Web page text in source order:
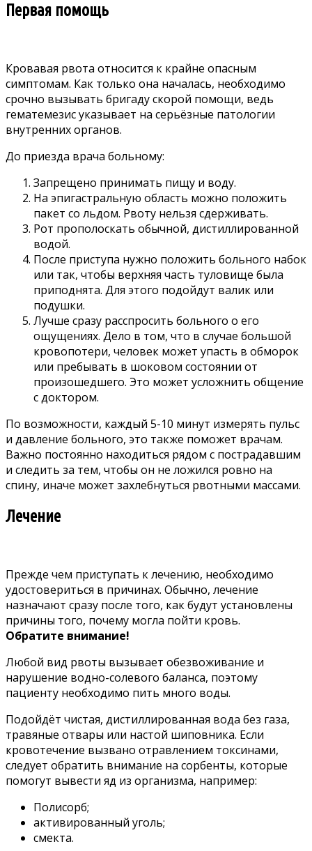
Первая помощь
Кровавая рвота относится к крайне опасным
симптомам. Как только она началась, необходимо
срочно вызывать бригаду скорой помощи, ведь
гематемезис указывает на серьёзные патологии
внутренних органов.
До приезда врача больному:
Запрещено принимать пищу и воду.
На эпигастральную область можно положить
пакет со льдом. Рвоту нельзя сдерживать.
Рот прополоскать обычной, дистиллированной
водой.
После приступа нужно положить больного набок
или так, чтобы верхняя часть туловище была
приподнята. Для этого подойдут валик или
подушки.
Лучше сразу расспросить больного о его
ощущениях. Дело в том, что в случае большой
кровопотери, человек может упасть в обморок
или пребывать в шоковом состоянии от
произошедшего. Это может усложнить общение
с доктором.
По возможности, каждый 5-10 минут измерять пульс
и давление больного, это также поможет врачам.
Важно постоянно находиться рядом с пострадавшим
и следить за тем, чтобы он не ложился ровно на
спину, иначе может захлебнуться рвотными массами.
Лечение
Прежде чем приступать к лечению, необходимо
удостовериться в причинах. Обычно, лечение
назначают сразу после того, как будут установлены
причины того, почему могла пойти кровь.
Обратите внимание!
Любой вид рвоты вызывает обезвоживание и
нарушение водно-солевого баланса, поэтому
пациенту необходимо пить много воды.
Подойдёт чистая, дистиллированная вода без газа,
травяные отвары или настой шиповника. Если
кровотечение вызвано отравлением токсинами,
следует обратить внимание на сорбенты, которые
помогут вывести яд из организма, например:
Полисорб;
активированный уголь;
смекта.